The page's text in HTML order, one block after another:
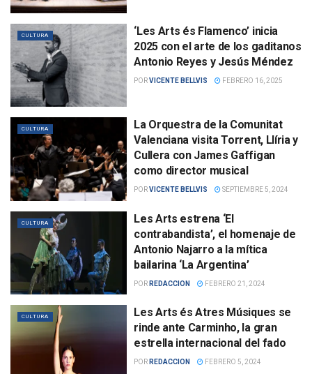
CULTURA
‘Les Arts és Flamenco’ inicia
2025 con el arte de los gaditanos
Antonio Reyes y Jesús Méndez
PORVICENTE BELLVIS FEBRERO 16, 2025
CULTURA
La Orquestra de la Comunitat
Valenciana visita Torrent, Llíria y
Cullera con James Gaffigan
como director musical
PORVICENTE BELLVIS SEPTIEMBRE 5, 2024
CULTURA
Les Arts estrena ‘El
contrabandista’, el homenaje de
Antonio Najarro a la mítica
bailarina ‘La Argentina’
POR REDACCION FEBRERO 21, 2024
CULTURA
Les Arts és Atres Músiques se
rinde ante Carminho, la gran
estrella internacional del fado
POR REDACCION FEBRERO 5, 2024